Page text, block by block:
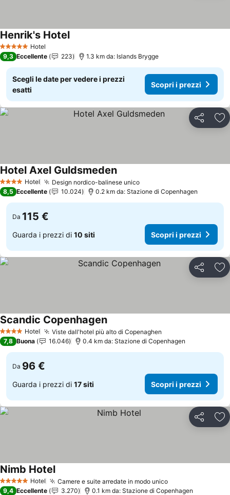
5 Stelle Hotel
Henrik's Hotel
9,3 Eccellente 223 1.3 km da: Islands Brygge
Scegli le date per vedere i prezzi
esatti
Scopri i prezzi
Condividi
4 Stelle Hotel Design nordico-balinese unico
Hotel Axel Guldsmeden
8,5 Eccellente 10.024 0.2 km da: Stazione di Copenhagen
Da 115 €
Guarda i prezzi di 10 siti Scopri i prezzi
Condividi
4 Stelle Hotel Viste dall'hotel più alto di Copenaghen
Scandic Copenhagen
7,8 Buona 16.046 0.4 km da: Stazione di Copenhagen
Da 96 €
Guarda i prezzi di 17 siti Scopri i prezzi
Condividi
5 Stelle Hotel Camere e suite arredate in modo unico
Nimb Hotel
9,4 Eccellente 3.270 0.1 km da: Stazione di Copenhagen